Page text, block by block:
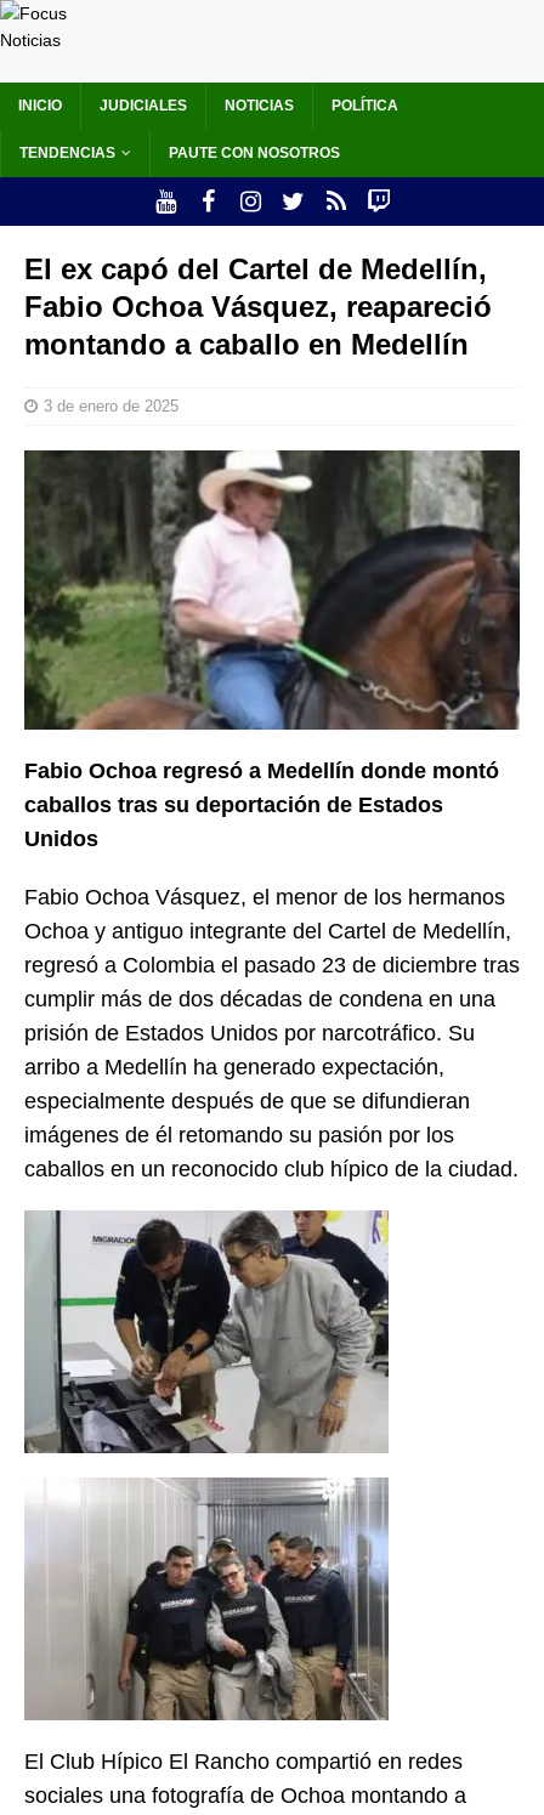
INICIO JUDICIALES NOTICIAS POLÍTICA
TENDENCIAS PAUTE CON NOSOTROS
El ex capó del Cartel de Medellín,
Fabio Ochoa Vásquez, reapareció
montando a caballo en Medellín
3 de enero de 2025
Fabio Ochoa regresó a Medellín donde montó
caballos tras su deportación de Estados
Unidos
Fabio Ochoa Vásquez, el menor de los hermanos
Ochoa y antiguo integrante del Cartel de Medellín,
regresó a Colombia el pasado 23 de diciembre tras
cumplir más de dos décadas de condena en una
prisión de Estados Unidos por narcotráfico. Su
arribo a Medellín ha generado expectación,
especialmente después de que se difundieran
imágenes de él retomando su pasión por los
caballos en un reconocido club hípico de la ciudad.
El Club Hípico El Rancho compartió en redes
sociales una fotografía de Ochoa montando a